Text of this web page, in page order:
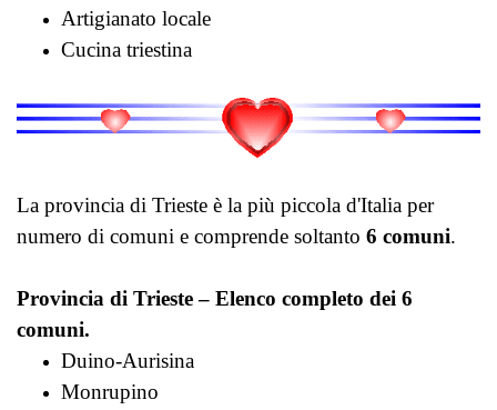
Artigianato locale
Cucina triestina
La provincia di Trieste è la più piccola d'Italia per
numero di comuni e comprende soltanto 6 comuni.
Provincia di Trieste – Elenco completo dei 6
comuni.
Duino-Aurisina
Monrupino